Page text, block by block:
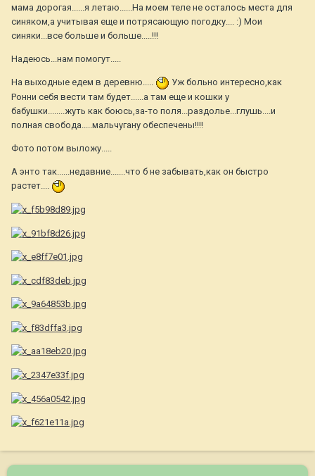
мама дорогая......я летаю......На моем теле не осталось места для
синяком,а учитывая еще и потрясающую погодку.... :) Мои
синяки...все больше и больше.....!!!
Надеюсь...нам помогут.....
На выходные едем в деревню.....
Уж больно интересно,как
Ронни себя вести там будет......а там еще и кошки у
бабушки........жуть как боюсь,за-то поля...раздолье...глушь....и
полная свобода.....мальчугану обеспечены!!!!
Фото потом выложу.....
А энто так......недавние.......что б не забывать,как он быстро
растет....